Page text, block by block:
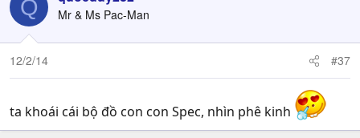
Q Mr & Ms Pac-Man
12/2/14 #37
ta khoái cái bộ đồ con con Spec, nhìn phê kinh